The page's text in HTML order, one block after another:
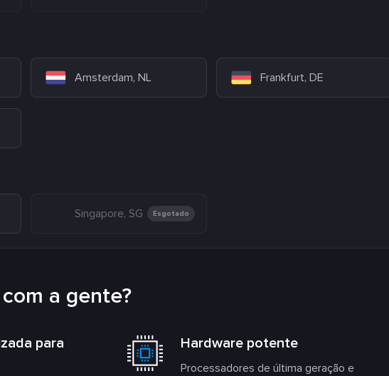
Amsterdam, NL Frankfurt, DE
Singapore, SG Esgotado
a gente?
para
Hardware potente
Processadores de última geração e